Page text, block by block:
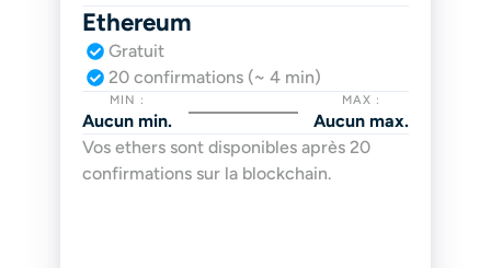
Ethereum
Gratuit
20 confirmations (~ 4 min)
MIN :
Aucun min.
MAX :
Aucun max.
Vos ethers sont disponibles après 20
confirmations sur la blockchain.